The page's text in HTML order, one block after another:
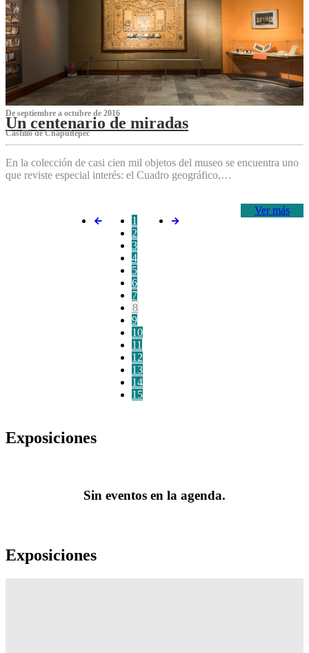
De septiembre a octubre de 2016
Un centenario de miradas
Castillo de Chapultepec
En la colección de casi cien mil objetos del museo se encuentra uno
que reviste especial interés: el Cuadro geográfico,…
Ver más
1
2
3
4
5
6
7
8
9
10
11
12
13
14
15
Exposiciones
Sin eventos en la agenda.
Exposiciones